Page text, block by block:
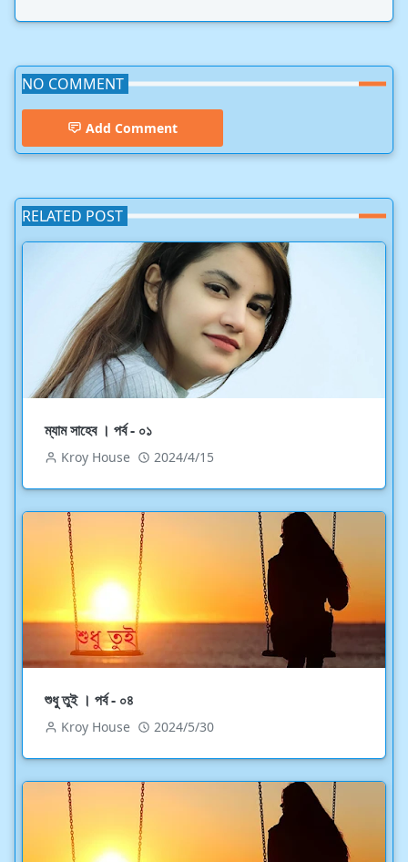
NO COMMENT
Add Comment
RELATED POST
ম্যাম সাহেব । পর্ব - ০১
Kroy House 2024/4/15
শুধু তুই । পর্ব - ০৪
Kroy House 2024/5/30